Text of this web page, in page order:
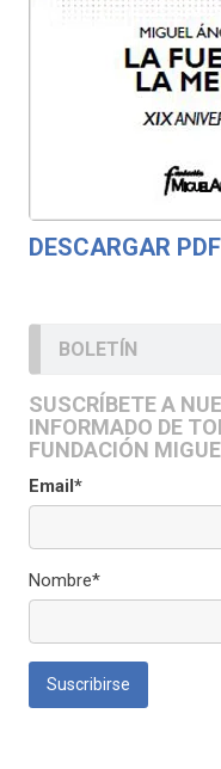
DESCARGAR PDF
BOLETÍN
SUSCRÍBETE A
INFORMADO DE
FUNDACIÓN
Email*
Nombre*